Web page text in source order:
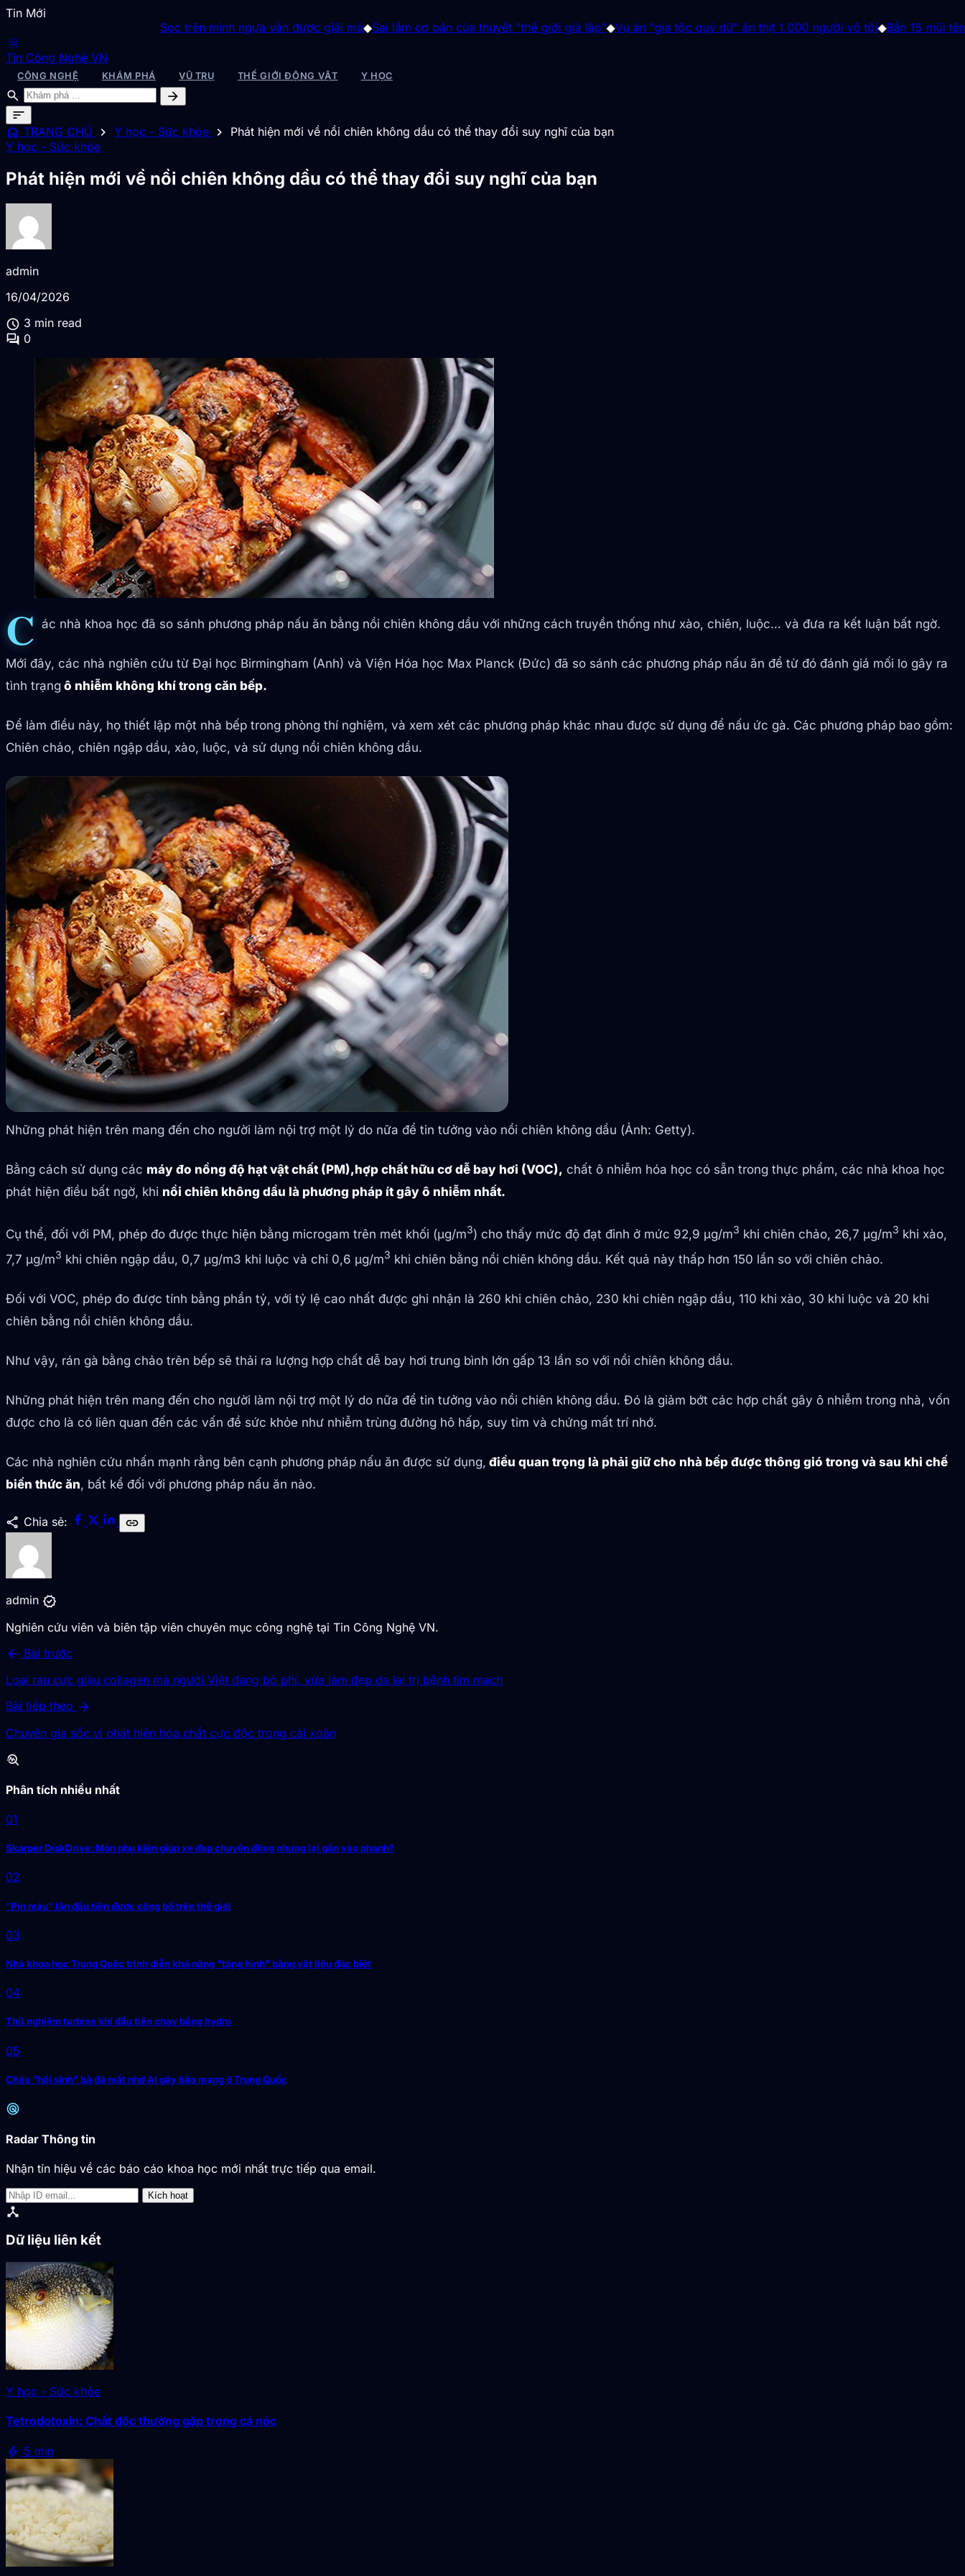
Tin Mới
Sọc trên mình ngựa vằn được giải mã◆Sai lầm cơ bản của thuyết "thế giới giả lập"◆Vụ án "gia tộc quỷ dữ" ăn thịt 1.000 người vô tội◆Bắn 15 mũi tên trong 10
blur_on
Tin Công Nghệ VN
CÔNG NGHỆ KHÁM PHÁ VŨ TRỤ THẾ GIỚI ĐỘNG VẬT Y HỌC
search
arrow_forward
sort
home TRANG CHỦ chevron_right Y học - Sức khỏe chevron_right
Phát hiện mới về nồi chiên không dầu có thể thay đổi suy nghĩ của bạn
Y học - Sức khỏe
Phát hiện mới về nồi chiên không dầu có thể thay đổi suy nghĩ của bạn
admin
16/04/2026
schedule 3 min read
forum 0
C ác nhà khoa học đã so sánh phương pháp nấu ăn bằng nồi chiên không dầu với những cách truyền thống như xào, chiên, luộc… và đưa ra kết luận bất ngờ.
Mới đây, các nhà nghiên cứu từ Đại học Birmingham (Anh) và Viện Hóa học Max Planck (Đức) đã so sánh các phương pháp nấu ăn để từ đó đánh giá mối lo gây ra
tình trạng ô nhiễm không khí trong căn bếp.
Để làm điều này, họ thiết lập một nhà bếp trong phòng thí nghiệm, và xem xét các phương pháp khác nhau được sử dụng để nấu ức gà. Các phương pháp bao gồm:
Chiên chảo, chiên ngập dầu, xào, luộc, và sử dụng nồi chiên không dầu.
Những phát hiện trên mang đến cho người làm nội trợ một lý do nữa để tin tưởng vào nồi chiên không dầu (Ảnh: Getty).
Bằng cách sử dụng các máy đo nồng độ hạt vật chất (PM),hợp chất hữu cơ dễ bay hơi (VOC), chất ô nhiễm hóa học có sẵn trong thực phẩm, các nhà khoa học
phát hiện điều bất ngờ, khi nồi chiên không dầu là phương pháp ít gây ô nhiễm nhất.
Cụ thể, đối với PM, phép đo được thực hiện bằng microgam trên mét khối (μg/m3) cho thấy mức độ đạt đỉnh ở mức 92,9 μg/m3 khi chiên chảo, 26,7 μg/m3 khi xào,
7,7 μg/m3 khi chiên ngập dầu, 0,7 μg/m3 khi luộc và chỉ 0,6 μg/m3 khi chiên bằng nồi chiên không dầu. Kết quả này thấp hơn 150 lần so với chiên chảo.
Đối với VOC, phép đo được tính bằng phần tỷ, với tỷ lệ cao nhất được ghi nhận là 260 khi chiên chảo, 230 khi chiên ngập dầu, 110 khi xào, 30 khi luộc và 20 khi
chiên bằng nồi chiên không dầu.
Như vậy, rán gà bằng chảo trên bếp sẽ thải ra lượng hợp chất dễ bay hơi trung bình lớn gấp 13 lần so với nồi chiên không dầu.
Những phát hiện trên mang đến cho người làm nội trợ một lý do nữa để tin tưởng vào nồi chiên không dầu. Đó là giảm bớt các hợp chất gây ô nhiễm trong nhà, vốn
được cho là có liên quan đến các vấn đề sức khỏe như nhiễm trùng đường hô hấp, suy tim và chứng mất trí nhớ.
Các nhà nghiên cứu nhấn mạnh rằng bên cạnh phương pháp nấu ăn được sử dụng, điều quan trọng là phải giữ cho nhà bếp được thông gió trong và sau khi chế
biến thức ăn, bất kể đối với phương pháp nấu ăn nào.
share Chia sẻ: link
admin verified
Nghiên cứu viên và biên tập viên chuyên mục công nghệ tại Tin Công Nghệ VN.
arrow_back Bài trước
Loại rau cực giàu collagen mà người Việt đang bỏ phí, vừa làm đẹp da lại trị bệnh tim mạch
Bài tiếp theo arrow_forward
Chuyên gia sốc vì phát hiện hóa chất cực độc trong cải xoăn
troubleshoot
Phân tích nhiều nhất
01
Skarper DiskDrive: Món phụ kiện giúp xe đạp chuyển động nhưng lại gắn vào phanh?
02
"Pin máu" lần đầu tiên được công bố trên thế giới
03
Nhà khoa học Trung Quốc trình diễn khả năng "tàng hình" bằng vật liệu đặc biệt
04
Thử nghiệm turbine khí đầu tiên chạy bằng hydro
05
Cháu "hồi sinh" bà đã mất nhờ AI gây bão mạng ở Trung Quốc
radar
Radar Thông tin
Nhận tín hiệu về các báo cáo khoa học mới nhất trực tiếp qua email.
Kích hoạt
device_hub
Dữ liệu liên kết
Y học - Sức khỏe
Tetrodotoxin: Chất độc thường gặp trong cá nóc
bolt 5 min